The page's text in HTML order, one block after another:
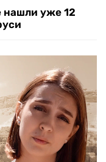
нашли уже 12